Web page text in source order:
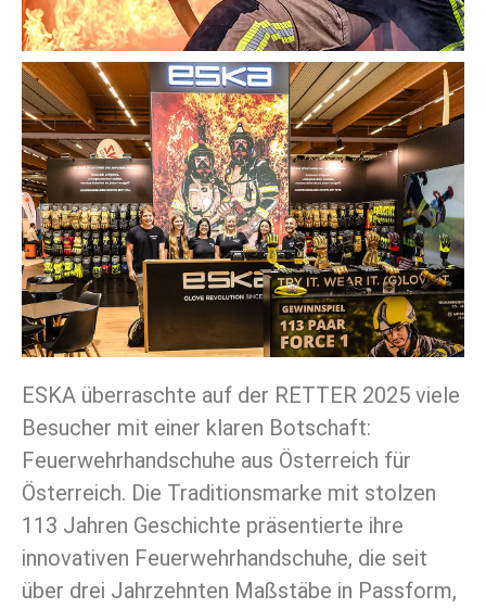
ESKA überraschte auf der RETTER 2025 viele
Besucher mit einer klaren Botschaft:
Feuerwehrhandschuhe aus Österreich für
Österreich. Die Traditionsmarke mit stolzen
113 Jahren Geschichte präsentierte ihre
innovativen Feuerwehrhandschuhe, die seit
über drei Jahrzehnten Maßstäbe in Passform,